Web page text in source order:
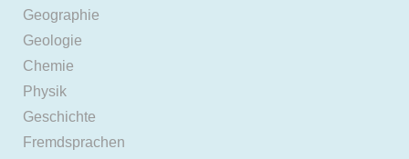
Geographie
Geologie
Chemie
Physik
Geschichte
Fremdsprachen